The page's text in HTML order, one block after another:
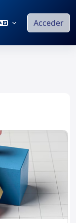
Acceder